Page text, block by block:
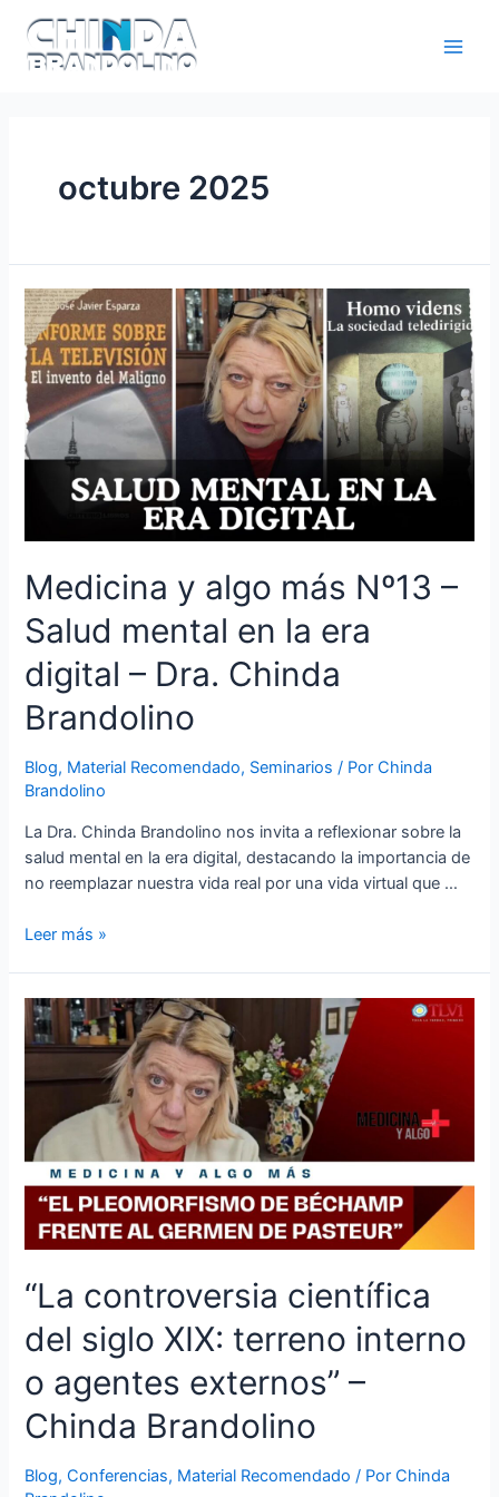
octubre 2025
Medicina y algo más Nº13 –
Salud mental en la era
digital – Dra. Chinda
Brandolino
Blog, Material Recomendado, Seminarios / PorChinda
Brandolino
La Dra. Chinda Brandolino nos invita a reflexionar sobre la
salud mental en la era digital, destacando la importancia de
no reemplazar nuestra vida real por una vida virtual que …
Leer más »
“La controversia científica
del siglo XIX: terreno interno
o agentes externos” –
Chinda Brandolino
Blog,Conferencias, Material Recomendado / PorChinda